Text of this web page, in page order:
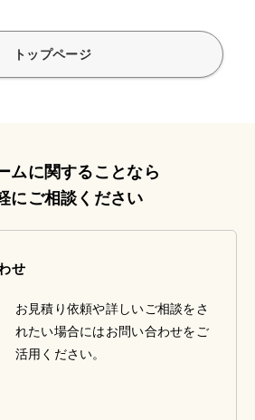
トップページ
ムに関することなら
にご相談ください
せ
お見積り依頼や詳しいご相談をさ
れたい場合にはお問い合わせをご
活用ください。